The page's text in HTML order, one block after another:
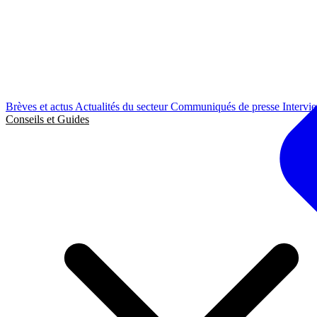
Brèves et actus Actualités du secteurCommuniqués de presse
Conseils et Guides